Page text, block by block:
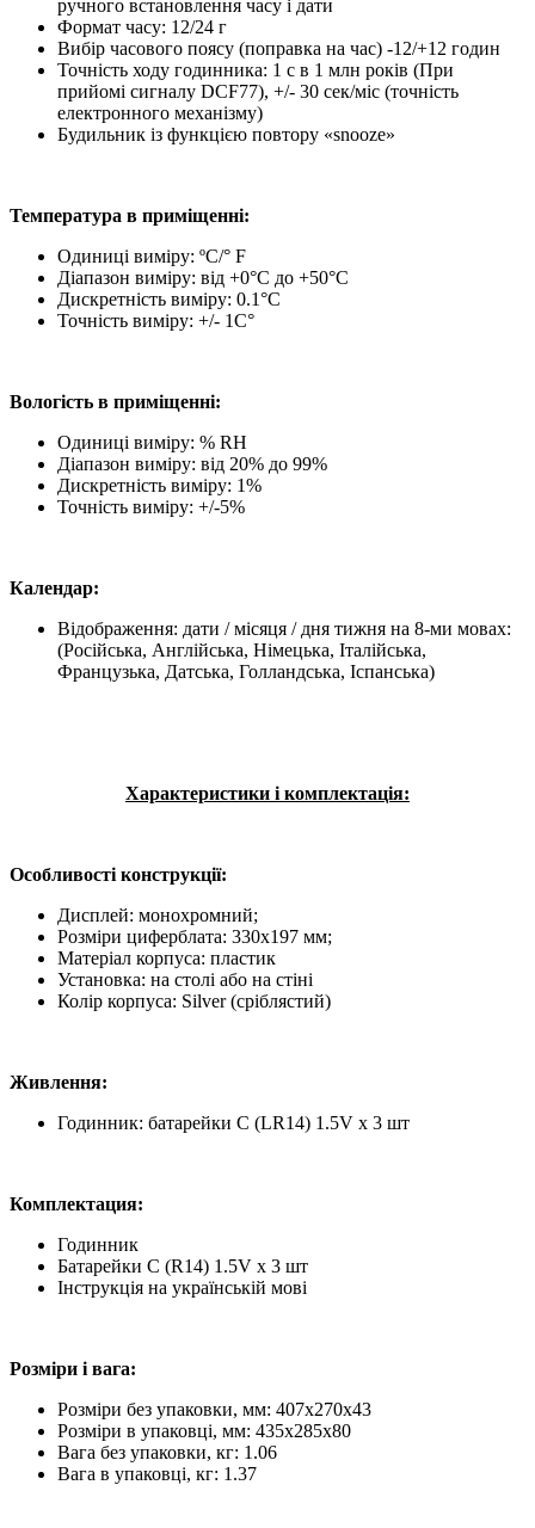
ручного встановлення часу і дати
Формат часу: 12/24 г
Вибір часового поясу (поправка на час) -12/+12 годин
Точність ходу годинника: 1 с в 1 млн років (При
прийомі сигналу DCF77), +/- 30 сек/міс (точність
електронного механізму)
Будильник із функцією повтору «snooze»
Температура в приміщенні:
Одиниці виміру: ºС/° F
Діапазон виміру: від +0°C до +50°C
Дискретність виміру: 0.1°C
Точність виміру: +/- 1C°
Вологість в приміщенні:
Одиниці виміру: % RH
Діапазон виміру: від 20% до 99%
Дискретність виміру: 1%
Точність виміру: +/-5%
Календар:
Відображення: дати / місяця / дня тижня на 8-ми мовах:
(Російська, Англійська, Німецька, Італійська,
Французька, Датська, Голландська, Іспанська)
Характеристики і комплектація:
Особливості конструкції:
Дисплей: монохромний;
Розміри циферблата: 330x197 мм;
Матеріал корпуса: пластик
Установка: на столі або на стіні
Колір корпуса: Silver (сріблястий)
Живлення:
Годинник: батарейки C (LR14) 1.5V х 3 шт
Комплектация:
Годинник
Батарейки C (R14) 1.5V х 3 шт
Інструкція на українській мові
Розміри і вага:
Розміри без упаковки, мм: 407х270х43
Розміри в упаковці, мм: 435х285х80
Вага без упаковки, кг: 1.06
Вага в упаковці, кг: 1.37